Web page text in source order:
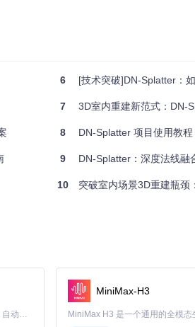
重建质量特点
表面光滑但可能过度平滑细节
方法 (b)Poisson重建 (c)TSDF融合
6 [技术突破]DN-Splatter：
7 3D室内重建新范式：DN-
8 DN-Splatter 项目使用教程
9 DN-Splatter：深度法线融
10 突破室内场景3D重建瓶
Claude Code 的开源替代方案。连接任意大模型，编辑代码，运行命令，自动验证 — 全自动执行。用 Rust 构建，极致性能。 ｜ An open-source alternative to Claude Code. Connect any LLM, edit code, run commands, and verify changes — autonomously. Built in Rust for speed. Get Started
MiniMax-H3